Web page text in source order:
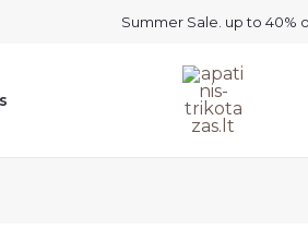
Summer Sale. up to 40%